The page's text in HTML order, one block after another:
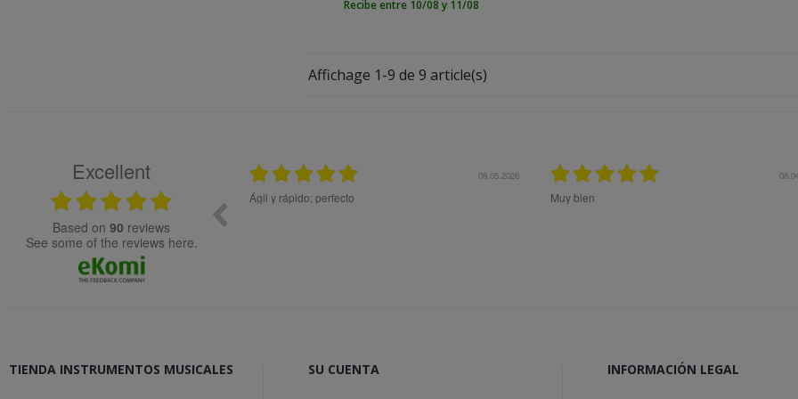
Recibe entre 10/08 y 11/08
Affichage 1-9 de 9 article(s)
Excellent
based on 90 reviews
see some of the reviews here.
rapidesa en la gestió de la comanda.
27.10.2025
Todo ok
Me aconsejaron muy bien previo a la compra para
TIENDA INSTRUMENTOS MUSICALES SU CUENTA INFORMACIÓN LEGAL